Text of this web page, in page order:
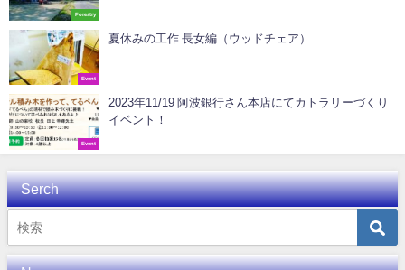
Forestry
Event
夏休みの工作 長女編（ウッドチェア）
Event
2023年11/19 阿波銀行さん本店にてカトラリーづくり
イベント！
Serch